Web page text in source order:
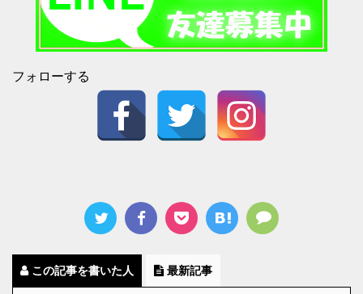
フォローする
この記事を書いた人 最新記事